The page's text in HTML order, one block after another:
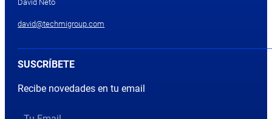
David Neto
david@techmigroup.com
SUSCRÍBETE
Recibe novedades en tu email